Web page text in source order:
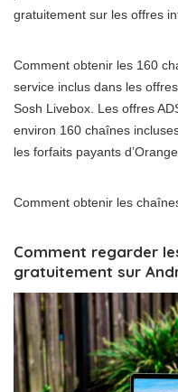
gratuitement sur les offres
Comment obtenir les 160
service inclus dans les
Sosh Livebox. Les offres
environ 160 chaînes
les forfaits payants d’Orange.
Comment obtenir les
Comment regarder
gratuitement sur